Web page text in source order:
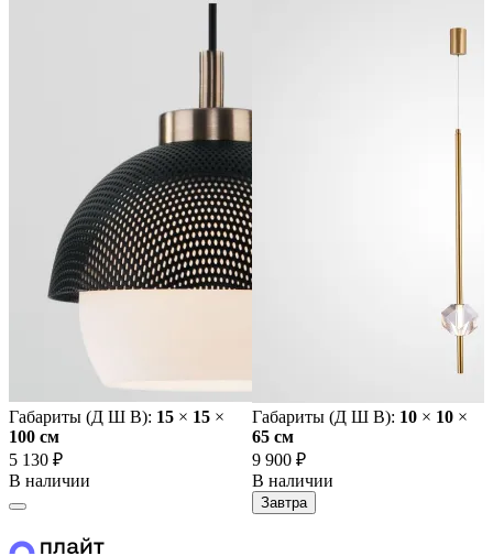
Габариты (Д Ш В): 15 × 15 ×
100 cм
5 130 ₽
В наличии
Габариты (Д Ш В): 10 × 10 ×
65 cм
9 900 ₽
В наличии
Завтра